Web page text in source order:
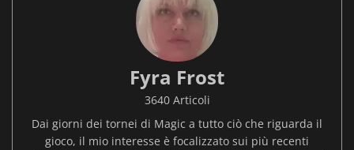
Fyra Frost
3640 Articoli
Dai giorni dei tornei di Magic a tutto ciò che riguarda il
gioco, il mio interesse è focalizzato sui più recenti